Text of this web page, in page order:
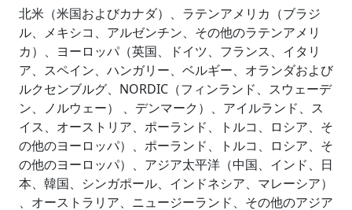
北米（米国およびカナダ）、ラテンアメリカ（ブラジ
ル、メキシコ、アルゼンチン、その他のラテンアメリ
カ）、ヨーロッパ（英国、ドイツ、フランス、イタリ
ア、スペイン、ハンガリー、ベルギー、オランダおよび
ルクセンブルグ、NORDIC（フィンランド、スウェーデ
ン、ノルウェー） 、デンマーク）、アイルランド、ス
イス、オーストリア、ポーランド、トルコ、ロシア、そ
の他のヨーロッパ）、ポーランド、トルコ、ロシア、そ
の他のヨーロッパ）、アジア太平洋（中国、インド、日
本、韓国、シンガポール、インドネシア、マレーシア）
、オーストラリア、ニュージーランド、その他のアジア